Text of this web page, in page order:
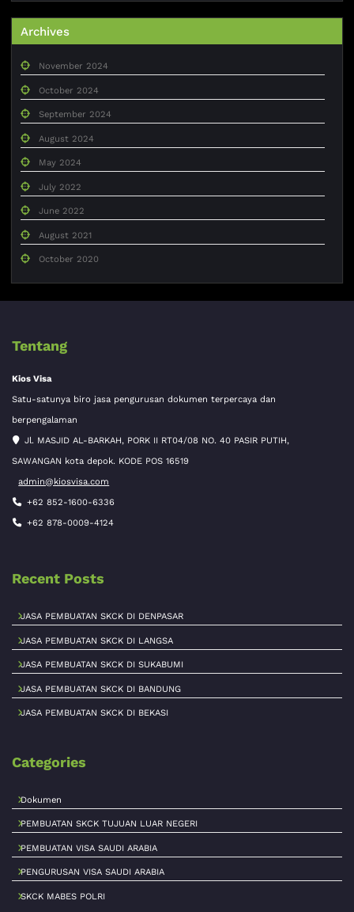
Archives
November 2024
October 2024
September 2024
August 2024
May 2024
July 2022
June 2022
August 2021
October 2020
Tentang
Kios Visa
Satu-satunya biro jasa pengurusan dokumen terpercaya dan
berpengalaman
Jl. MASJID AL-BARKAH, PORK II RT04/08 NO. 40 PASIR PUTIH,
SAWANGAN kota depok. KODE POS 16519
admin@kiosvisa.com
+62 852-1600-6336
+62 878-0009-4124
Recent Posts
JASA PEMBUATAN SKCK DI DENPASAR
JASA PEMBUATAN SKCK DI LANGSA
JASA PEMBUATAN SKCK DI SUKABUMI
JASA PEMBUATAN SKCK DI BANDUNG
JASA PEMBUATAN SKCK DI BEKASI
Categories
Dokumen
PEMBUATAN SKCK TUJUAN LUAR NEGERI
PEMBUATAN VISA SAUDI ARABIA
PENGURUSAN VISA SAUDI ARABIA
SKCK MABES POLRI